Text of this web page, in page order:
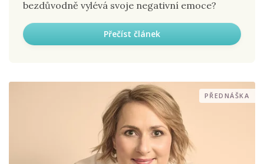
bezdůvodně vylévá svoje negativní emoce?
Přečíst článek
PŘEDNÁŠKA